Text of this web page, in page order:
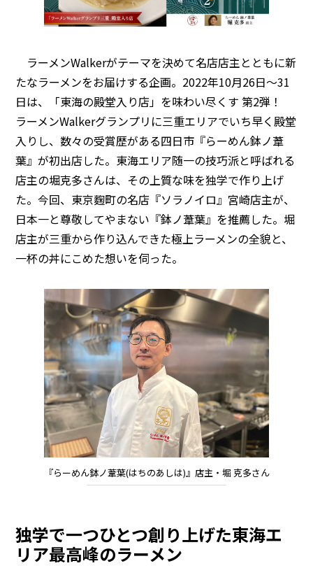
ラーメンWalkerがテーマを決めて名店店主とともに新
たなラーメンをお届けする企画。2022年10月26日～31
日は、「東海の殿堂入り店」を味わい尽くす 第2弾！
ラーメンWalkerグランプリに三重エリアでいち早く殿堂
入りし、数々の受賞歴がある四日市『らーめん鉢ノ葦
葉』が初出店した。東海エリア随一の技巧派と呼ばれる
店主の堀克多さんは、その上質な味を独学で作り上げ
た。今回、東京麴町の名店『ソラノイロ』宮崎店主が、
日本一と尊敬してやまない『鉢ノ葦葉』を推薦した。堀
店主が三重から作り込んできた極上ラーメンの全貌と、
一杯の丼にこめた想いを伺った。
『らーめん鉢ノ葦葉(はちのあしは)』店主・堀 克多さん
独学で一つひとつ創り上げた東海エ
リア最高峰のラーメン